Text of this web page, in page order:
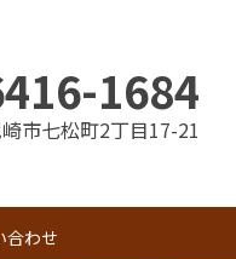
1684
市七松町2丁目17-21
合わせ